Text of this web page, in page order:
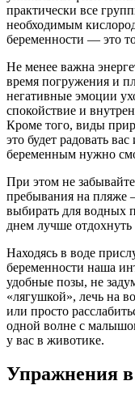
практически все
необходимым
беременности — это
Не менее важна
время погружения и
негативные эмоции
спокойствие и
Кроме того, виды
это будет радовать
беременным нужно
При этом не
пребывания на пляже
выбирать для водных
днем лучше отдохнуть
Находясь в воде
беременности наша
удобные позы, не
«лягушкой», лечь на
или просто
одной волне с
у вас в животике.
Упражнения в